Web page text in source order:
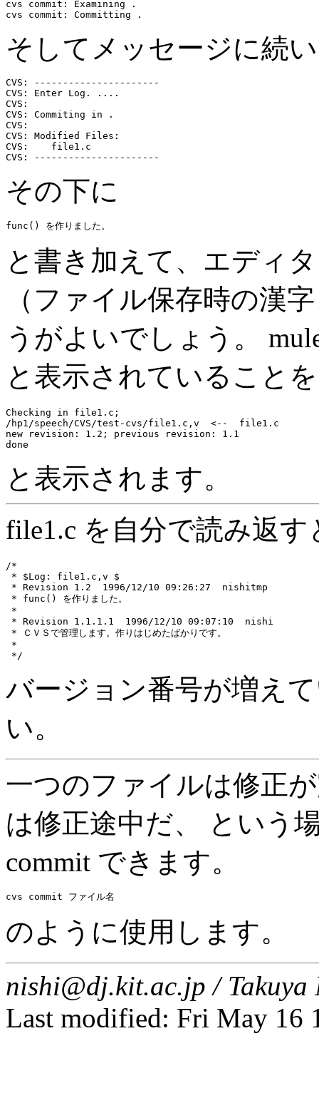
cvs commit: Examining .
そしてメッセージに続
CVS: ----------------------
CVS: Enter Log. ....
CVS:
CVS: Commiting in .
CVS:
CVS: Modified Files:
CVS:    file1.c
その下に
と書き加えて、エディ
（ファイル保存時の漢
うがよいでしょう。
と表示されていること
Checking in file1.c;
/hp1/speech/CVS/test-cvs/file1.c,v  <--  file1.c
new revision: 1.2; previous revision: 1.1
と表示されます。
file1.c を自分で読み返す
/*
* $Log: file1.c,v $
* Revision 1.2  1996/12/10 09:26:27  nishitmp
* func() を作りました。
*
* Revision 1.1.1.1  1996/12/10 09:07:10  nishi
* ＣＶＳで管理します。作りはじめたばかりです。
*
バージョン番号が増え
い。
一つのファイルは修正
は修正途中だ、 という
commit できます。
のように使用します。
nishi@dj.kit.ac.jp / Takuya
Last modified: Fri May 16